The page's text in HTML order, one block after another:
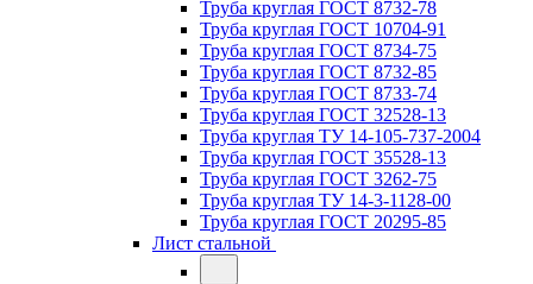
Труба круглая ГОСТ 8732-78
Труба круглая ГОСТ 10704-91
Труба круглая ГОСТ 8734-75
Труба круглая ГОСТ 8732-85
Труба круглая ГОСТ 8733-74
Труба круглая ГОСТ 32528-13
Труба круглая ТУ 14-105-737-2004
Труба круглая ГОСТ 35528-13
Труба круглая ГОСТ 3262-75
Труба круглая ТУ 14-3-1128-00
Труба круглая ГОСТ 20295-85
Лист стальной